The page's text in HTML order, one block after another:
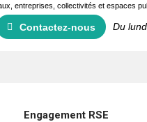
entreprises, collectivités et espaces
Contactez-nous Du
Engagement RSE